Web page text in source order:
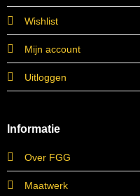
Wishlist
Mijn account
Uitloggen
Informatie
Over FGG
Maatwerk